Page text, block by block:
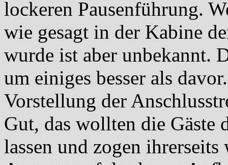
lockeren Pausenführung.
wie gesagt in der Kabine
wurde ist aber unbekannt.
um einiges besser als
Vorstellung der
Gut, das wollten die Gäste
lassen und zogen